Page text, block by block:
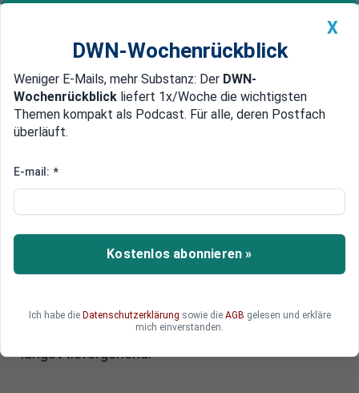
Newsticker MEIN DWN: Geldanlage Premium
Edelmetalle DWN-Magazin China
Haushaltsstreit der Ampel-
dahinter?
In dieser Woche steht die Ampel-Koalition vor der
Herausforderung, noch fünf Milliarden Euro für
ersten Blick scheint dies eine lösbare Aufgabe,
doch der Haushaltsstreit in der Koalition ist
längst tiefergehend.
X
DWN-Wochenrückblick
Weniger E-Mails, mehr Substanz: Der DWN-
Wochenrückblick liefert 1x/Woche die wichtigsten
Themen kompakt als Podcast. Für alle, deren Postfach
überläuft.
E-mail: *
Kostenlos abonnieren »
Ich habe die Datenschutzerklärung sowie die AGB gelesen und erkläre
mich einverstanden.